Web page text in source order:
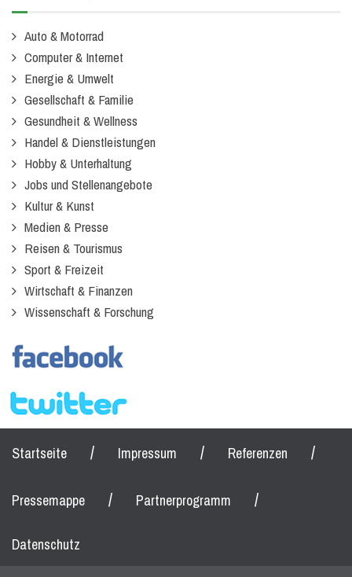
Auto & Motorrad
Computer & Internet
Energie & Umwelt
Gesellschaft & Familie
Gesundheit & Wellness
Handel & Dienstleistungen
Hobby & Unterhaltung
Jobs und Stellenangebote
Kultur & Kunst
Medien & Presse
Reisen & Tourismus
Sport & Freizeit
Wirtschaft & Finanzen
Wissenschaft & Forschung
Startseite / Impressum / Referenzen /
Pressemappe / Partnerprogramm /
Datenschutz